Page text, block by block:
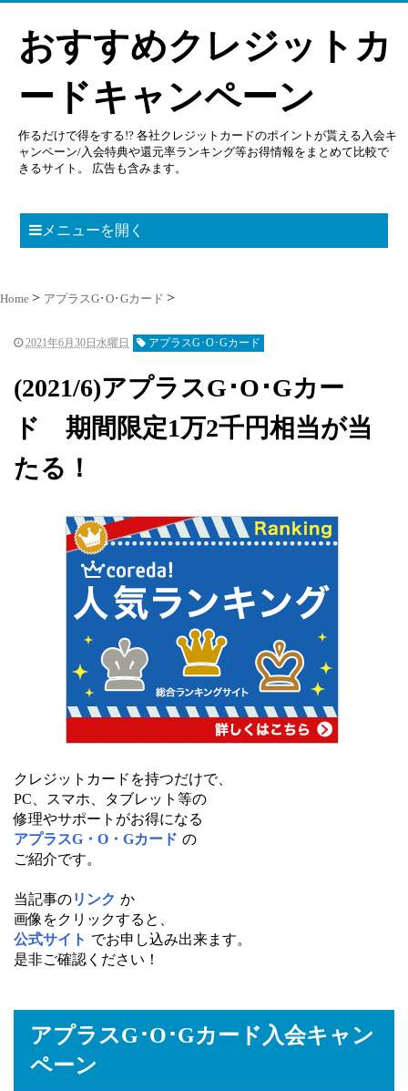
おすすめクレジットカ
ードキャンペーン
作るだけで得をする!? 各社クレジットカードのポイントが貰える入会キ
ャンペーン/入会特典や還元率ランキング等お得情報をまとめて比較で
きるサイト。 広告も含みます。
メニューを開く
Home アプラスG･O･Gカード
2021年6月30日水曜日 アプラスG･O･Gカード
(2021/6)アプラスG･O･Gカー
ド 期間限定1万2千円相当が当
たる！
クレジットカードを持つだけで、
PC、スマホ、タブレット等の
修理やサポートがお得になる
アプラスG・O・Gカード の
ご紹介です。
当記事のリンク か
画像をクリックすると、
公式サイト でお申し込み出来ます。
是非ご確認ください！
アプラスG･O･Gカード入会キャン
ペーン